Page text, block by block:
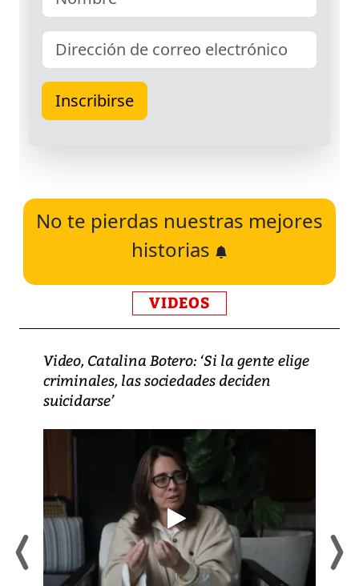
No te pierdas nuestras mejores
historias
VIDEOS
Video, Catalina Botero: ‘Si la gente elige
criminales, las sociedades deciden
suicidarse’